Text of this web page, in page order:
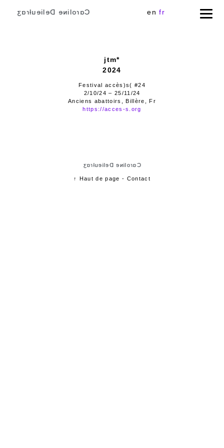
Cɑɾoliɴe Delieuƚɾɑʒ en fr
jtm*
2024
Festival accès)s( #24
2/10/24 – 25/11/24
Anciens abattoirs, Billère, Fr
https://acces-s.org
Cɑɾoliɴe Delieuƚɾɑʒ
↑ Haut de page - Contact